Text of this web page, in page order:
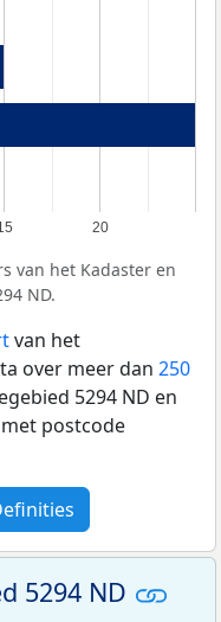
20
van het Kadaster en
ND.
van het
over meer dan 250
5294 ND en
met postcode
5294 ND